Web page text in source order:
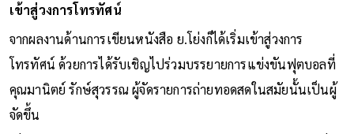
เข้าสู่วงการโทรทัศน์
จากผลงานด้านการเขียนหนังสือ ย.โย่งก็ได้เริ่มเข้าสู่วงการ
โทรทัศน์ ด้วยการได้รับเชิญไปร่วมบรรยายการแข่งขันฟุตบอลที่
คุณมานิตย์ รักษ์สุวรรณ ผู้จัดรายการถ่ายทอดสดในสมัยนั้นเป็นผู้
จัดขึ้น